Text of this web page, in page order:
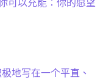
地写在一个平直、